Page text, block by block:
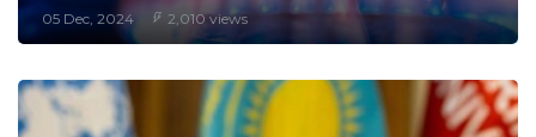
05 Dec, 2024 2,010 views